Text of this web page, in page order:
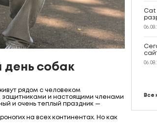
собак
рядом с человеком
защитниками и настоящими членами
и очень теплый праздник —
на всех континентах. Но как
Cat
Все